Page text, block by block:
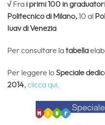
√ Fra i primi 100 in
Politecnico di Milano,10 al
Iuav di Venezia
Per consultare latabella
Per leggere loSpeciale
2014, clicca qui